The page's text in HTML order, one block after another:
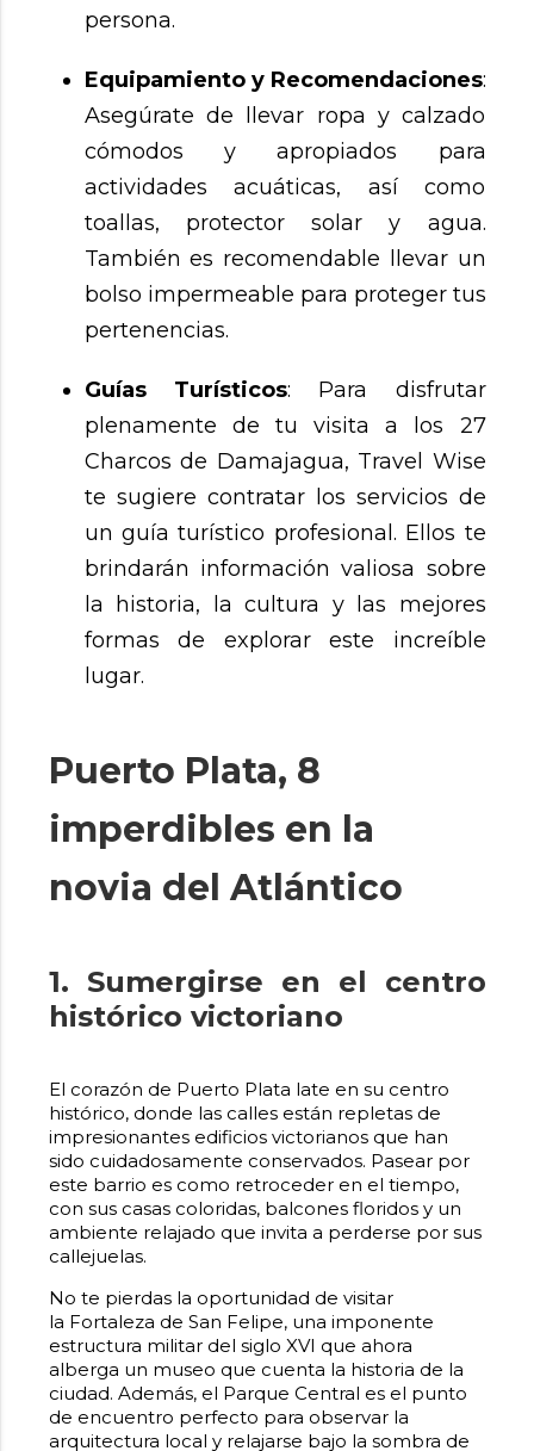
persona.
Equipamiento y Recomendaciones:
Asegúrate de llevar ropa y calzado
cómodos y apropiados para
actividades acuáticas, así como
toallas, protector solar y agua.
También es recomendable llevar un
bolso impermeable para proteger tus
pertenencias.
Guías Turísticos: Para disfrutar
plenamente de tu visita a los 27
Charcos de Damajagua, Travel Wise
te sugiere contratar los servicios de
un guía turístico profesional. Ellos te
brindarán información valiosa sobre
la historia, la cultura y las mejores
formas de explorar este increíble
lugar.
Puerto Plata, 8
imperdibles en la
novia del Atlántico
1. Sumergirse en el centro
histórico victoriano
El corazón de Puerto Plata late en su centro
histórico, donde las calles están repletas de
impresionantes edificios victorianos que han
sido cuidadosamente conservados. Pasear por
este barrio es como retroceder en el tiempo,
con sus casas coloridas, balcones floridos y un
ambiente relajado que invita a perderse por sus
callejuelas.
No te pierdas la oportunidad de visitar
la Fortaleza de San Felipe, una imponente
estructura militar del siglo XVI que ahora
alberga un museo que cuenta la historia de la
ciudad. Además, el Parque Central es el punto
de encuentro perfecto para observar la
arquitectura local y relajarse bajo la sombra de